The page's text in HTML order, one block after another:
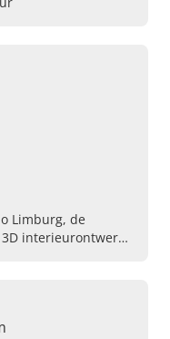
Limburg, de
interieurontwerp,